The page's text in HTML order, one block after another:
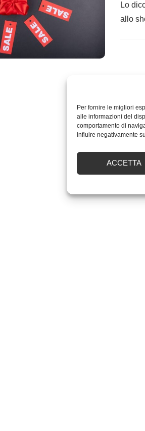
Per fornire le migliori
alle informazioni del
comportamento di
influire negativamente
ACCETTA
Lo
allo